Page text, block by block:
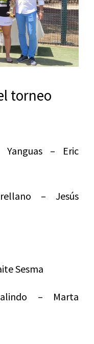
torneo
Yanguas – Eric
– Jesús
Sesma
– Marta